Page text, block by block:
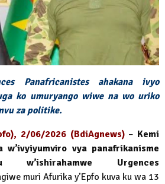
Panafricanistes ahakana ivyo
ko umuryango wiwe na wo uriko
za politike.
2/06/2026 (BdiAgnews)– Kemi
w’ivyiyumviro vya panafrikanisme
w’ishirahamwe Urgences
muri Afurika y’Epfo kuva ku wa 13